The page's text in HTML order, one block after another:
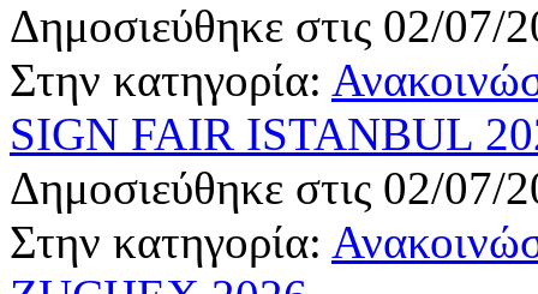
Δημοσιεύθηκε στις 02/07/
Στην κατηγορία:
SIGN FAIR ISTANBUL
Δημοσιεύθηκε στις 02/07/
Στην κατηγορία: